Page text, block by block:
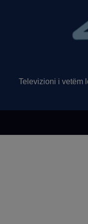
Televizioni i vetëm